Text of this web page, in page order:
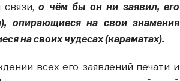
связи,о чём бы он ни заявил, его
опирающиеся на свои знамения
на своих чудесах (караматах).
всех его заявлений печати и